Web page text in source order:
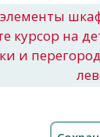
курсор на
и